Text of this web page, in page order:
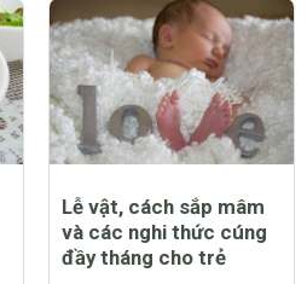
Lễ vật, cách sắp mâm
và các nghi thức cúng
đầy tháng cho trẻ